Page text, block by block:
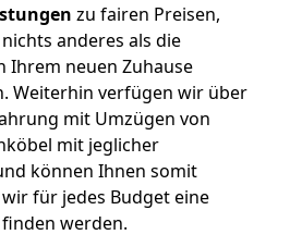
zu fairen Preisen,
anderes als die
Ihrem neuen Zuhause
Weiterhin verfügen wir über
mit Umzügen von
mit jeglicher
können Ihnen somit
für jedes Budget eine
werden.